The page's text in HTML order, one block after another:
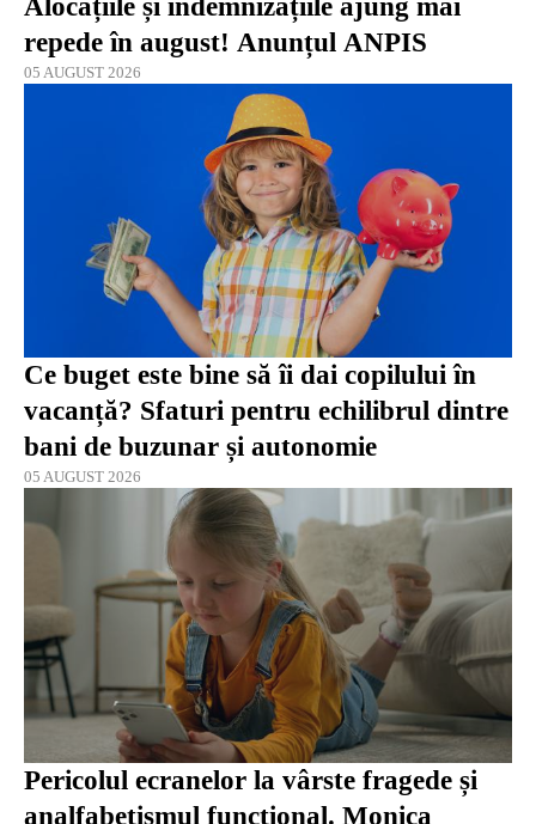
Alocațiile și indemnizațiile ajung mai
repede în august! Anunțul ANPIS
05 AUGUST 2026
Ce buget este bine să îi dai copilului în
vacanță? Sfaturi pentru echilibrul dintre
bani de buzunar și autonomie
05 AUGUST 2026
Pericolul ecranelor la vârste fragede și
analfabetismul funcțional. Monica